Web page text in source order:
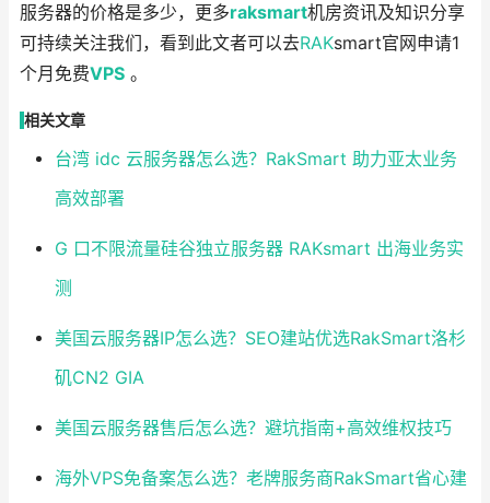
服务器的价格是多少，更多raksmart机房资讯及知识分享
可持续关注我们，看到此文者可以去RAKsmart官网申请1
个月免费VPS 。
相关文章
台湾 idc 云服务器怎么选？RakSmart 助力亚太业务
高效部署
G 口不限流量硅谷独立服务器 RAKsmart 出海业务实
测
美国云服务器IP怎么选？SEO建站优选RakSmart洛杉
矶CN2 GIA
美国云服务器售后怎么选？避坑指南+高效维权技巧
海外VPS免备案怎么选？老牌服务商RakSmart省心建